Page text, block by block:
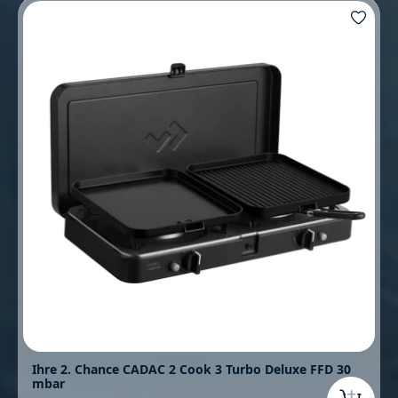
Ihre 2. Chance CADAC 2 Cook 3 Turbo Deluxe FFD 30
mbar